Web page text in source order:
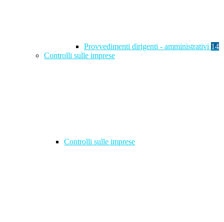
Provvedimenti dirigenti - amministrativi 14
Controlli sulle imprese
Controlli sulle imprese